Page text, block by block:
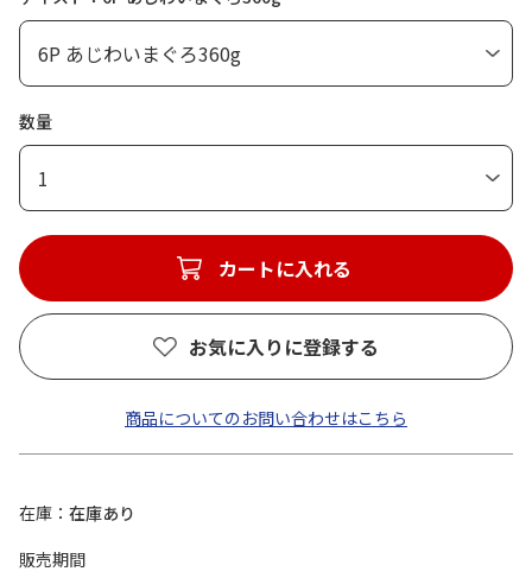
数量
1
カートに入れる
お気に入りに登録する
商品についてのお問い合わせはこちら
在庫
在庫あり
販売期間